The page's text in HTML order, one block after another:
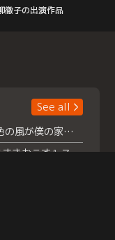
徹子の出演作品
See all
浮所飛貴主演！ 【夏色の風が僕の家にやってきた】 本日よりテラサで独占配信スタート！
『夏色の雲が恋と嵐をまきおこす』スペシャルメイキング 【Part1】2026年７月18日（土）23時30分～配信スタート！話題のシーンの裏側を大公開！豪華キャスト大集合！ 『武宮家 真夏の家族会議』開催！